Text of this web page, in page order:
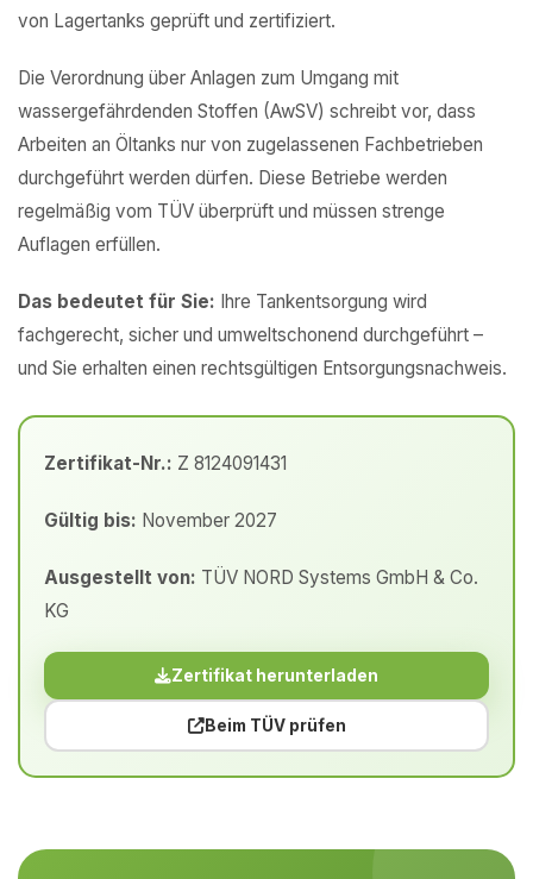
von Lagertanks geprüft und zertifiziert.
Die Verordnung über Anlagen zum Umgang mit
wassergefährdenden Stoffen (AwSV) schreibt vor, dass
Arbeiten an Öltanks nur von zugelassenen Fachbetrieben
durchgeführt werden dürfen. Diese Betriebe werden
regelmäßig vom TÜV überprüft und müssen strenge
Auflagen erfüllen.
Das bedeutet für Sie: Ihre Tankentsorgung wird
fachgerecht, sicher und umweltschonend durchgeführt –
und Sie erhalten einen rechtsgültigen Entsorgungsnachweis.
Zertifikat-Nr.: Z 8124091431
Gültig bis: November 2027
Ausgestellt von: TÜV NORD Systems GmbH & Co.
KG
Zertifikat herunterladen
Beim TÜV prüfen